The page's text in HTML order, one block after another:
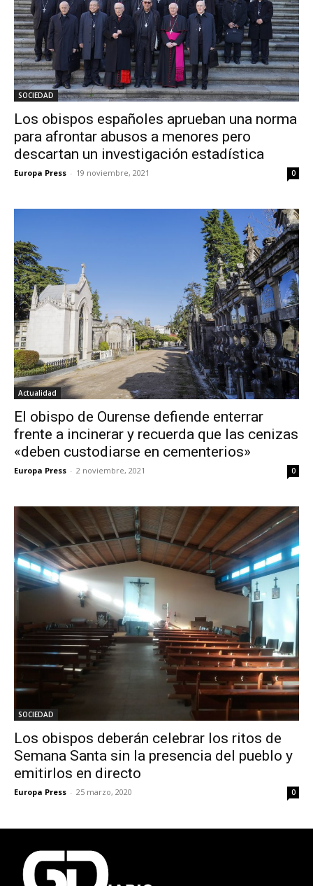
SOCIEDAD
Los obispos españoles aprueban una norma
para afrontar abusos a menores pero
descartan un investigación estadística
Europa Press - 19 noviembre, 2021 0
Actualidad
El obispo de Ourense defiende enterrar
frente a incinerar y recuerda que las cenizas
«deben custodiarse en cementerios»
Europa Press - 2 noviembre, 2021 0
SOCIEDAD
Los obispos deberán celebrar los ritos de
Semana Santa sin la presencia del pueblo y
emitirlos en directo
Europa Press - 25 marzo, 2020 0